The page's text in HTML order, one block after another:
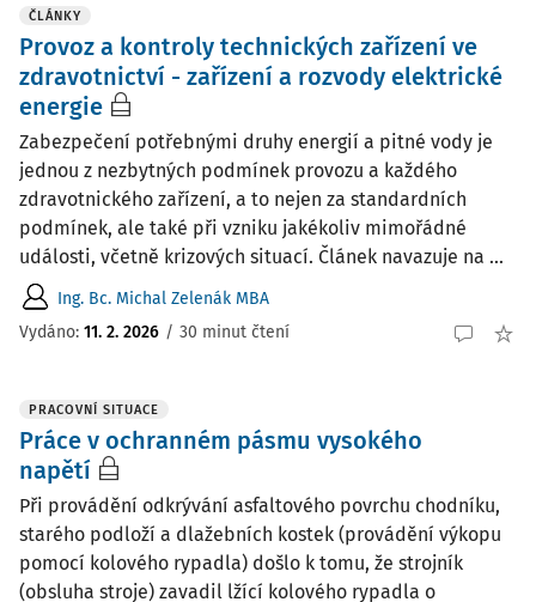
ČLÁNKY
Provoz a kontroly technických zařízení ve
zdravotnictví - zařízení a rozvody elektrické
energie
Zabezpečení potřebnými druhy energií a pitné vody je
jednou z nezbytných podmínek provozu a každého
zdravotnického zařízení, a to nejen za standardních
podmínek, ale také při vzniku jakékoliv mimořádné
události, včetně krizových situací. Článek navazuje na ...
Ing. Bc. Michal Zelenák MBA
Vydáno: 11. 2. 2026 / 30 minut čtení
PRACOVNÍ SITUACE
Práce v ochranném pásmu vysokého
napětí
Při provádění odkrývání asfaltového povrchu chodníku,
starého podloží a dlažebních kostek (provádění výkopu
pomocí kolového rypadla) došlo k tomu, že strojník
(obsluha stroje) zavadil lžící kolového rypadla o